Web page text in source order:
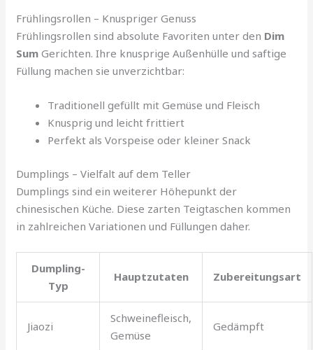
Frühlingsrollen – Knuspriger Genuss
Frühlingsrollen sind absolute Favoriten unter den Dim
Sum Gerichten. Ihre knusprige Außenhülle und saftige
Füllung machen sie unverzichtbar:
Traditionell gefüllt mit Gemüse und Fleisch
Knusprig und leicht frittiert
Perfekt als Vorspeise oder kleiner Snack
Dumplings – Vielfalt auf dem Teller
Dumplings sind ein weiterer Höhepunkt der
chinesischen Küche. Diese zarten Teigtaschen kommen
in zahlreichen Variationen und Füllungen daher.
Dumpling-
Typ
Hauptzutaten Zubereitungsart
Jiaozi
Schweinefleisch,
Gemüse
Gedämpft